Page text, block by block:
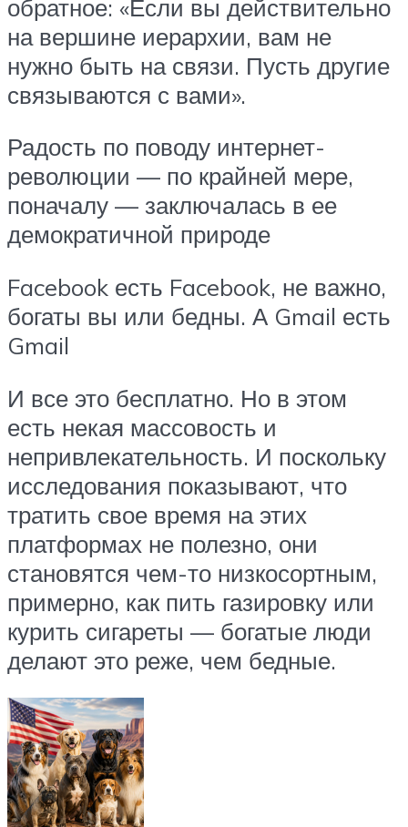
обратное: «Если вы действительно
на вершине иерархии, вам не
нужно быть на связи. Пусть другие
связываются с вами».
Радость по поводу интернет-
революции — по крайней мере,
поначалу — заключалась в ее
демократичной природе
Facebook есть Facebook, не важно,
богаты вы или бедны. А Gmail есть
Gmail
И все это бесплатно. Но в этом
есть некая массовость и
непривлекательность. И поскольку
исследования показывают, что
тратить свое время на этих
платформах не полезно, они
становятся чем-то низкосортным,
примерно, как пить газировку или
курить сигареты — богатые люди
делают это реже, чем бедные.